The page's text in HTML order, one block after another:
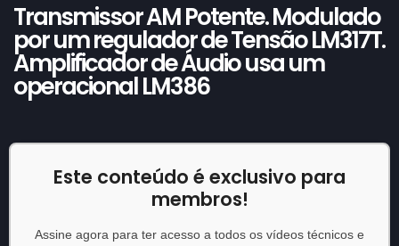
Transmissor AM Potente. Modulado
por um regulador de Tensão LM317T.
Amplificador de Áudio usa um
operacional LM386
Este conteúdo é exclusivo para
membros!
Assine agora para ter acesso a todos os vídeos técnicos e